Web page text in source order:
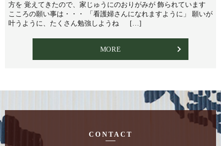
方を 覚えてきたので、家じゅうにのおりがみが 飾られています
こころの願い事は・・・ 「看護婦さんになれますように」 願いが
叶うように、たくさん勉強しようね […]
MORE
CONTACT